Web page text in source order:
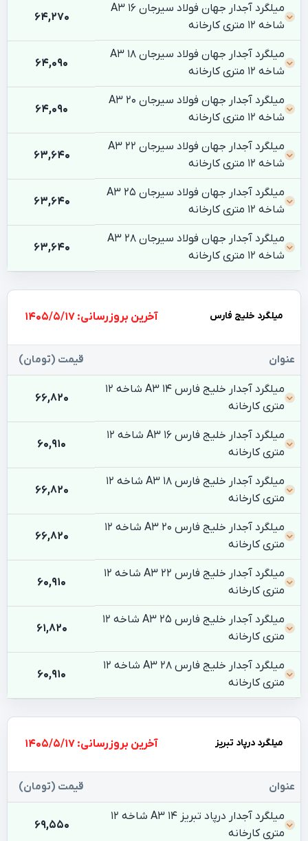
میلگرد آجدار جهان فولاد سیرجان 16 A3
شاخه 12 متری کارخانه
64,270
میلگرد آجدار جهان فولاد سیرجان 18 A3
شاخه 12 متری کارخانه
64,090
میلگرد آجدار جهان فولاد سیرجان 20 A3
شاخه 12 متری کارخانه
64,090
میلگرد آجدار جهان فولاد سیرجان 22 A3
شاخه 12 متری کارخانه
63,640
میلگرد آجدار جهان فولاد سیرجان 25 A3
شاخه 12 متری کارخانه
63,640
میلگرد آجدار جهان فولاد سیرجان 28 A3
شاخه 12 متری کارخانه
63,640
میلگرد خلیج فارس بروزرسانی: 1405/5/17
عنوان قیمت (تومان)
میلگرد آجدار خلیج فارس 14 A3 شاخه 12
متری کارخانه
66,820
میلگرد آجدار خلیج فارس 16 A3 شاخه 12
متری کارخانه
60,910
میلگرد آجدار خلیج فارس 18 A3 شاخه 12
متری کارخانه
66,820
میلگرد آجدار خلیج فارس 20 A3 شاخه 12
متری کارخانه
66,820
میلگرد آجدار خلیج فارس 22 A3 شاخه 12
متری کارخانه
60,910
میلگرد آجدار خلیج فارس 25 A3 شاخه 12
متری کارخانه
61,820
میلگرد آجدار خلیج فارس 28 A3 شاخه 12
متری کارخانه
60,910
میلگرد درپاد تبریز بروزرسانی: 1405/5/17
عنوان قیمت (تومان)
میلگرد آجدار درپاد تبریز 14 A3 شاخه 12
متری کارخانه
69,550